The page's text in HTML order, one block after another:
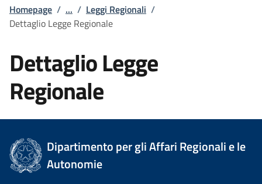
Homepage / ... / Leggi Regionali /
Dettaglio Legge Regionale
Dettaglio Legge
Regionale
Dipartimento per gli Affari Regionali e le
Autonomie